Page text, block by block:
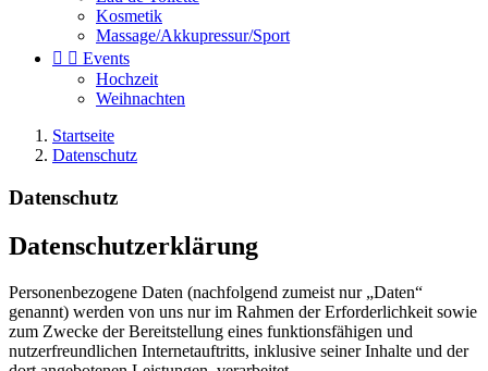
Kosmetik
Massage/Akkupressur/Sport
  Events
Hochzeit
Weihnachten
Startseite
Datenschutz
Datenschutz
Datenschutzerklärung
Personenbezogene Daten (nachfolgend zumeist nur „Daten“
genannt) werden von uns nur im Rahmen der Erforderlichkeit sowie
zum Zwecke der Bereitstellung eines funktionsfähigen und
nutzerfreundlichen Internetauftritts, inklusive seiner Inhalte und der